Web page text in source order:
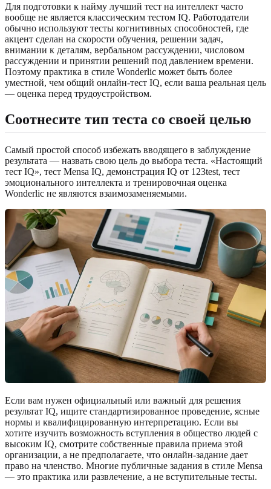
Для подготовки к найму лучший тест на интеллект часто
вообще не является классическим тестом IQ. Работодатели
обычно используют тесты когнитивных способностей, где
акцент сделан на скорости обучения, решении задач,
внимании к деталям, вербальном рассуждении, числовом
рассуждении и принятии решений под давлением времени.
Поэтому практика в стиле Wonderlic может быть более
уместной, чем общий онлайн-тест IQ, если ваша реальная цель
— оценка перед трудоустройством.
Соотнесите тип теста со своей целью
Самый простой способ избежать вводящего в заблуждение
результата — назвать свою цель до выбора теста. «Настоящий
тест IQ», тест Mensa IQ, демонстрация IQ от 123test, тест
эмоционального интеллекта и тренировочная оценка
Wonderlic не являются взаимозаменяемыми.
Если вам нужен официальный или важный для решения
результат IQ, ищите стандартизированное проведение, ясные
нормы и квалифицированную интерпретацию. Если вы
хотите изучить возможность вступления в общество людей с
высоким IQ, смотрите собственные правила приема этой
организации, а не предполагаете, что онлайн-задание дает
право на членство. Многие публичные задания в стиле Mensa
— это практика или развлечение, а не вступительные тесты.